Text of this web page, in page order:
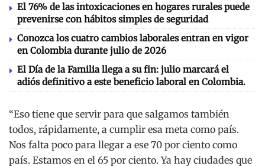
El 76% de las intoxicaciones en hogares rurales puede
prevenirse con hábitos simples de seguridad
Conozca los cuatro cambios laborales entran en vigor
en Colombia durante julio de 2026
El Día de la Familia llega a su fin: julio marcará el
adiós definitivo a este beneficio laboral en Colombia.
“Eso tiene que servir para que salgamos también
todos, rápidamente, a cumplir esa meta como país.
Nos falta poco para llegar a ese 70 por ciento como
país. Estamos en el 65 por ciento. Ya hay ciudades que